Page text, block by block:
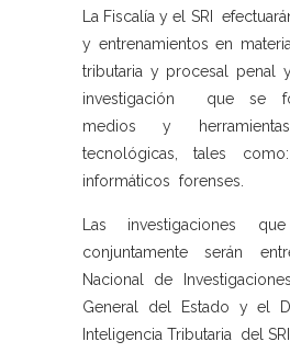
La Fiscalía y el SRI
y entrenamientos en
tributaria y procesal penal
investigación que se
medios y
tecnológicas, tales
informáticos forenses.
Las investigaciones
conjuntamente serán
Nacional de
General del Estado y el
Inteligencia Tributaria del SRI.